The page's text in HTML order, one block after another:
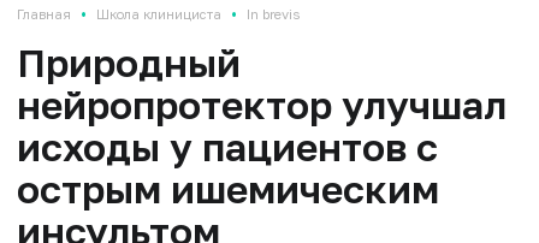
Главная • Школа клинициста • In brevis
Природный
нейропротектор улучшал
исходы у пациентов с
острым ишемическим
инсультом